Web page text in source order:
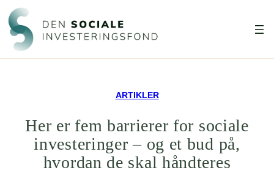
Spring
indhold
ARTIKLER
Her er fem barrierer for sociale
investeringer – og et bud på,
hvordan de skal håndteres